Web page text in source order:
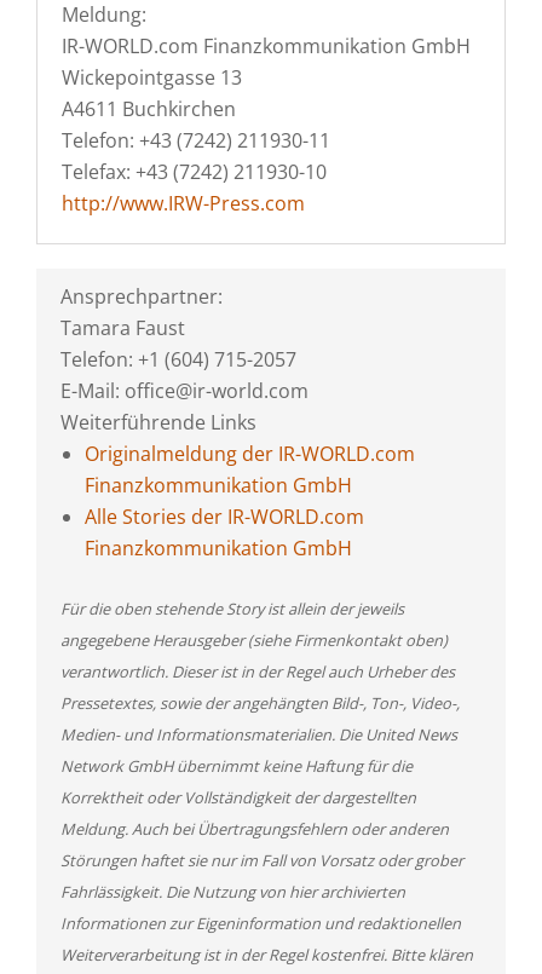
Meldung:
IR-WORLD.com Finanzkommunikation GmbH
Wickepointgasse 13
A4611 Buchkirchen
Telefon: +43 (7242) 211930-11
Telefax: +43 (7242) 211930-10
http://www.IRW-Press.com
Ansprechpartner:
Tamara Faust
Telefon: +1 (604) 715-2057
E-Mail: office@ir-world.com
Weiterführende Links
Originalmeldung der IR-WORLD.com
Finanzkommunikation GmbH
Alle Stories der IR-WORLD.com
Finanzkommunikation GmbH
Für die oben stehende Story ist allein der jeweils
angegebene Herausgeber (siehe Firmenkontakt oben)
verantwortlich. Dieser ist in der Regel auch Urheber des
Pressetextes, sowie der angehängten Bild-, Ton-, Video-,
Medien- und Informationsmaterialien. Die United News
Network GmbH übernimmt keine Haftung für die
Korrektheit oder Vollständigkeit der dargestellten
Meldung. Auch bei Übertragungsfehlern oder anderen
Störungen haftet sie nur im Fall von Vorsatz oder grober
Fahrlässigkeit. Die Nutzung von hier archivierten
Informationen zur Eigeninformation und redaktionellen
Weiterverarbeitung ist in der Regel kostenfrei. Bitte klären